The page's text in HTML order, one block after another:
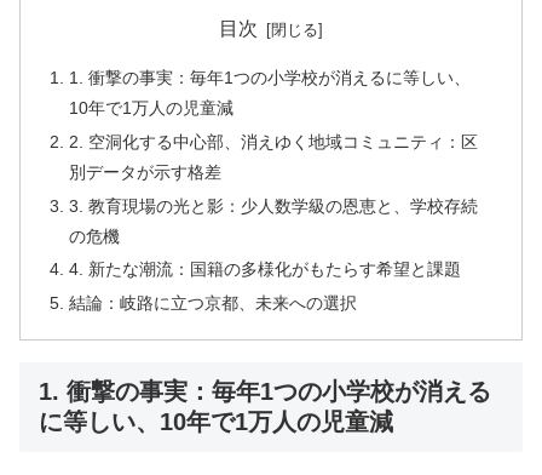
目次
1. 衝撃の事実：毎年1つの小学校が消えるに等しい、
10年で1万人の児童減
2. 空洞化する中心部、消えゆく地域コミュニティ：区
別データが示す格差
3. 教育現場の光と影：少人数学級の恩恵と、学校存続
の危機
4. 新たな潮流：国籍の多様化がもたらす希望と課題
結論：岐路に立つ京都、未来への選択
1. 衝撃の事実：毎年1つの小学校が消える
に等しい、10年で1万人の児童減